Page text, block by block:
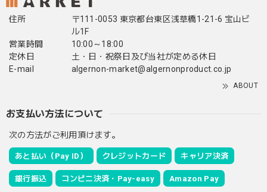
住所
〒111-0053 東京都台東区浅草橋1-21-6 宝山ビ
ル1F
営業時間
10:00～18:00
定休日
土・日・祝祭日及び当社が定める休日
E-mail
algernon-market@algernonproduct.co.jp
ABOUT
お支払い方法について
次の方法がご利用頂けます。
あと払い（Pay ID） クレジットカード キャリア決済
銀行振込 コンビニ決済・Pay-easy Amazon Pay